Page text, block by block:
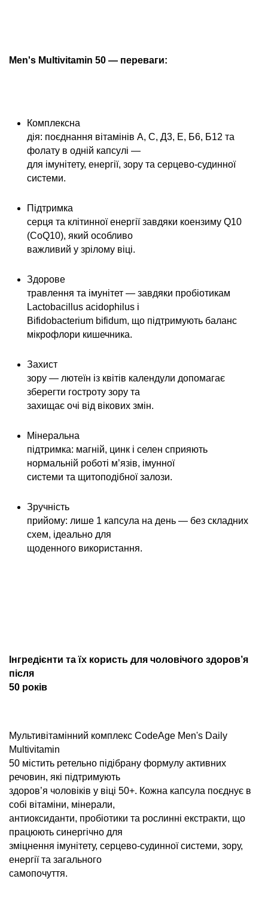
Men's Multivitamin 50 — переваги:
Комплексна
дія: поєднання вітамінів A, C, Д3, E, Б6, Б12 та
фолату в одній капсулі —
для імунітету, енергії, зору та серцево-судинної
системи.
Підтримка
серця та клітинної енергії завдяки коензиму Q10
(CoQ10), який особливо
важливий у зрілому віці.
Здорове
травлення та імунітет — завдяки пробіотикам
Lactobacillus acidophilus і
Bifidobacterium bifidum, що підтримують баланс
мікрофлори кишечника.
Захист
зору — лютеїн із квітів календули допомагає
зберегти гостроту зору та
захищає очі від вікових змін.
Мінеральна
підтримка: магній, цинк і селен сприяють
нормальній роботі м’язів, імунної
системи та щитоподібної залози.
Зручність
прийому: лише 1 капсула на день — без складних
схем, ідеально для
щоденного використання.
Інгредієнти та їх користь для чоловічого здоров’я
після
50 років
Мультивітамінний комплекс CodeAge Men's Daily
Multivitamin
50 містить ретельно підібрану формулу активних
речовин, які підтримують
здоров’я чоловіків у віці 50+. Кожна капсула поєднує в
собі вітаміни, мінерали,
антиоксиданти, пробіотики та рослинні екстракти, що
працюють синергічно для
зміцнення імунітету, серцево-судинної системи, зору,
енергії та загального
самопочуття.